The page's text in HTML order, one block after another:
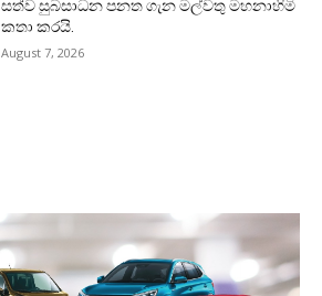
සත්ව සුබසාධන පනත ගැන මල්වතු මහනාහිමි
කතා කරයි.
August 7, 2026